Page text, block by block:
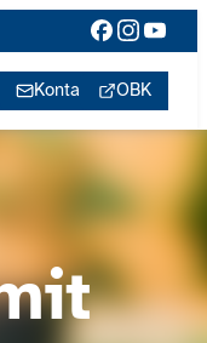
Kontakt OBK